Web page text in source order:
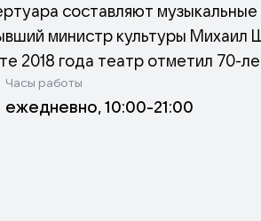
составляют музыкальные
министр культуры Михаил
2018 года театр отметил 70-
Азербайджана,
Марины Швыдкой
Часы работы
ежедневно, 10:00-21:00